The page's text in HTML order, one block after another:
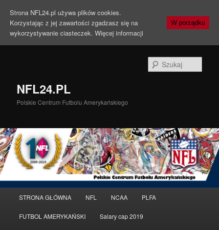
NFL24.PL
Polskie Centrum Futbolu Amerykańskiego
główne
Przeskocz
do
Przeskocz
do
STRONA GŁÓWNA NFL NCAA PLFA
FUTBOL AMERYKAŃSKI Salary cap 2019
Strona NFL24.pl używa plików cookies.
Korzystając z jej zawartości zgadzasz się na
wykorzystywanie ciasteczek. Więcej informacji
W porządku